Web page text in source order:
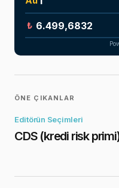
₺
ÖNE ÇIKANLAR
Editörün Seçimleri
CDS (kredi risk